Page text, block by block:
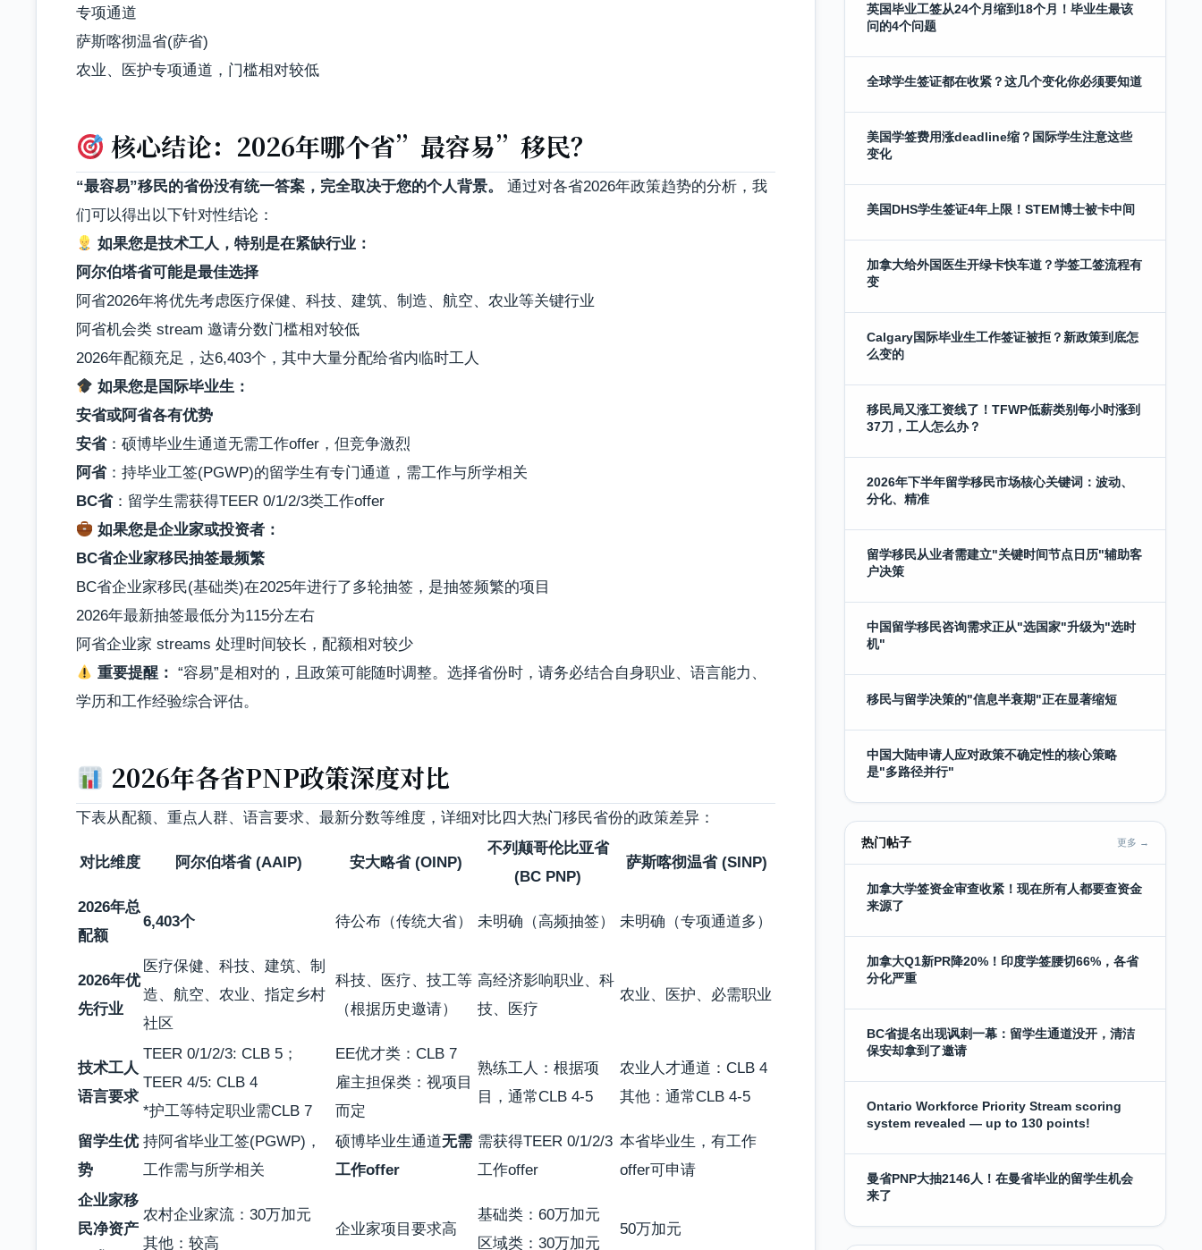
专项通道
萨斯喀彻温省(萨省)
农业、医护专项通道，门槛相对较低
核心结论：2026年哪个省”最容易”移民？
“最容易”移民的省份没有统一答案，完全取决于您的个人背景。
通过对各省2026年政策趋势的分析，我
们可以得出以下针对性结论：
如果您是技术工人 ，特别是在紧缺行业：
阿尔伯塔省可能是最佳选择
阿省2026年将优先考虑医疗保健、科技、建筑、制造、航空、农业等关键行业
阿省机会类 stream 邀请分数门槛相对较低
2026年配额充足，达6,403个，其中大量分配给省内临时工人
如果您是国际毕业生 ：
安省或阿省各有优势
安省：硕博毕业生通道无需工作offer，但竞争激烈
阿省：持毕业工签(PGWP)的留学生有专门通道，需工作与所学相关
BC省：留学生需获得TEER 0/1/2/3类工作offer
如果您是企业家或投资者 ：
BC省企业家移民抽签最频繁
BC省企业家移民(基础类)在2025年进行了多轮抽签，是抽签频繁的项目
2026年最新抽签最低分为115分左右
阿省企业家 streams 处理时间较长，配额相对较少
重要提醒： “容易”是相对的，且政策可能随时调整。选择省份时，请务必结合自身职业、语言能力、
学历和工作经验综合评估。
2026年各省PNP政策深度对比
下表从配额、重点人群、语言要求、最新分数等维度，详细对比四大热门移民省份的政策差异：
对比维度 阿尔伯塔省 (AAIP) 安大略省 (OINP)
不列颠哥伦比亚省
(BC PNP)
萨斯喀彻温省 (SINP)
2026年总
配额
6,403个 待公布（传统大省） 未明确（高频抽签） 未明确（专项通道多）
2026年优
先行业
医疗保健、科技、建筑、制
造、航空、农业、指定乡村
社区
科技、医疗、技工等
（根据历史邀请）
高经济影响职业、科
技、医疗
农业、医护、必需职业
技术工人
语言要求
TEER 0/1/2/3: CLB 5；
TEER 4/5: CLB 4
*护工等特定职业需CLB 7
EE优才类：CLB 7
雇主担保类：视项目
而定
熟练工人：根据项
目，通常CLB 4-5
农业人才通道：CLB 4
其他：通常CLB 4-5
留学生优
势
持阿省毕业工签(PGWP)，
工作需与所学相关
硕博毕业生通道无需
工作offer
需获得TEER 0/1/2/3
工作offer
本省毕业生，有工作
offer可申请
企业家移
民净资产
农村企业家流：30万加元
其他：较高
企业家项目要求高
基础类：60万加元
区域类：30万加元
50万加元
英国毕业工签从24个月缩到18个月！毕业生最该
问的4个问题
全球学生签证都在收紧？这几个变化你必须要知道
美国学签费用涨deadline缩？国际学生注意这些
变化
美国DHS学生签证4年上限！STEM博士被卡中间
加拿大给外国医生开绿卡快车道？学签工签流程有
变
Calgary国际毕业生工作签证被拒？新政策到底怎
么变的
移民局又涨工资线了！TFWP低薪类别每小时涨到
37刀，工人怎么办？
2026年下半年留学移民市场核心关键词：波动、
分化、精准
留学移民从业者需建立"关键时间节点日历"辅助客
户决策
中国留学移民咨询需求正从"选国家"升级为"选时
机"
移民与留学决策的"信息半衰期"正在显著缩短
中国大陆申请人应对政策不确定性的核心策略
是"多路径并行"
热门帖子 更多 →
加拿大学签资金审查收紧！现在所有人都要查资金
来源了
加拿大Q1新PR降20%！印度学签腰切66%，各省
分化严重
BC省提名出现讽刺一幕：留学生通道没开，清洁
保安却拿到了邀请
Ontario Workforce Priority Stream scoring
system revealed — up to 130 points!
曼省PNP大抽2146人！在曼省毕业的留学生机会
来了